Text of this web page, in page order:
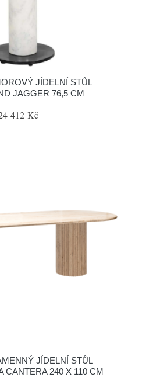
JÍDELNÍ STŮL
JAGGER 76,5 CM
412 Kč
JÍDELNÍ STŮL
CANTERA 240 X 110 CM